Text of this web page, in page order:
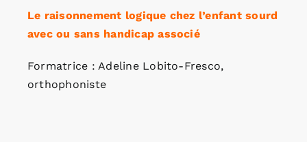
Le raisonnement logique chez l’enfant sourd
avec ou sans handicap associé
Formatrice : Adeline Lobito-Fresco,
orthophoniste